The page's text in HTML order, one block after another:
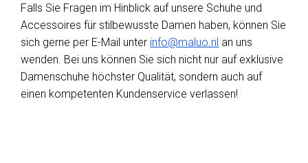
Falls Sie Fragen im Hinblick auf unsere Schuhe und
Accessoires für stilbewusste Damen haben, können Sie
sich gerne per E-Mail unter info@maluo.nl an uns
wenden. Bei uns können Sie sich nicht nur auf exklusive
Damenschuhe höchster Qualität, sondern auch auf
einen kompetenten Kundenservice verlassen!